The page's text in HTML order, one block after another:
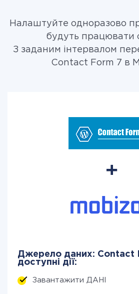
Налаштуйте одноразово
будуть працювати
З заданим інтервалом
Contact Form 7 в
Джерело даних: Contact
доступні дії:
Завантажити ДАНІ